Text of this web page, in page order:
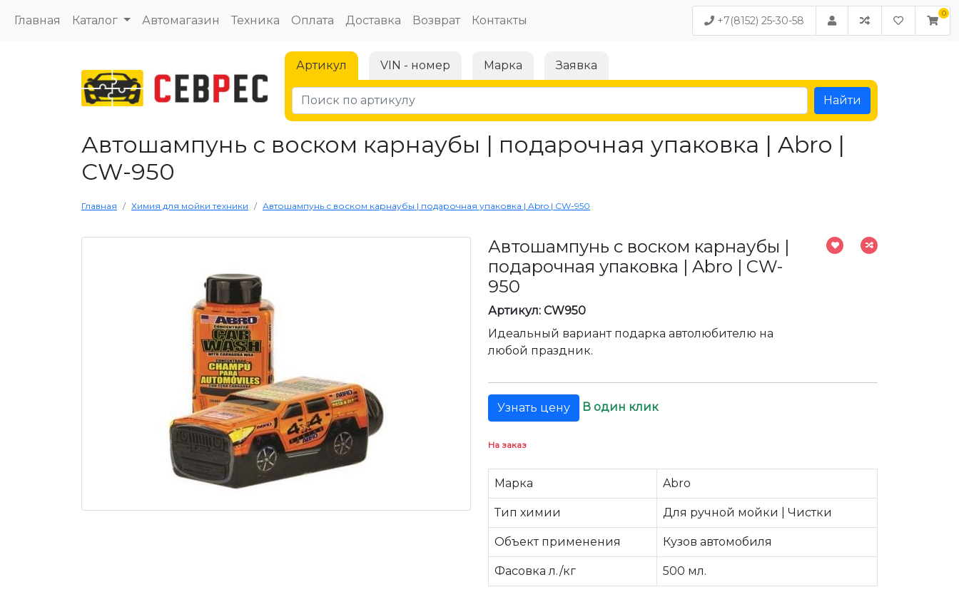
Главная Каталог Автомагазин Техника Оплата Доставка Возврат Контакты +7(8152) 25-30-58
Артикул VIN - номер Марка Заявка
Найти
Автошампунь с воском карнаубы | подарочная упаковка | Abro |
CW-950
Главная Химия для мойки техники Автошампунь с воском карнаубы | подарочная упаковка | Abro | CW-950
Автошампунь с воском карнаубы |
подарочная упаковка | Abro | CW-
950
Артикул: CW950
Идеальный вариант подарка автолюбителю на
любой праздник.
Узнать цену В один клик
На заказ
Марка Abro
Тип химии Для ручной мойки | Чистки
Объект применения Кузов автомобиля
Фасовка л./кг 500 мл.